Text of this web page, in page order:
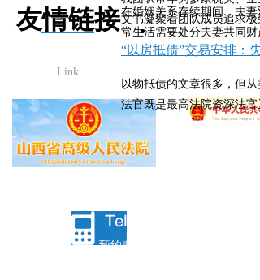
友情链接
Link
文书凝聚着团队成员追求
在婚姻关系存续期间，夫
常生活需要处分夫妻共同
“以房抵债”交易安排：
以物抵债的文章很多，但
法官既是最高法院资深法
预约电话： 13834165906